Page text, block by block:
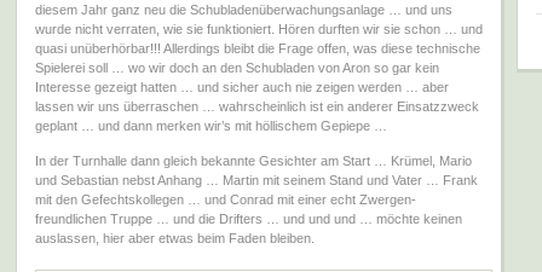
diesem Jahr ganz neu die Schubladenüberwachungsanlage … und uns
wurde nicht verraten, wie sie funktioniert. Hören durften wir sie schon … und
quasi unüberhörbar!!! Allerdings bleibt die Frage offen, was diese technische
Spielerei soll … wo wir doch an den Schubladen von Aron so gar kein
Interesse gezeigt hatten … und sicher auch nie zeigen werden … aber
lassen wir uns überraschen … wahrscheinlich ist ein anderer Einsatzzweck
geplant … und dann merken wir’s mit höllischem Gepiepe …
In der Turnhalle dann gleich bekannte Gesichter am Start … Krümel, Mario
und Sebastian nebst Anhang … Martin mit seinem Stand und Vater … Frank
mit den Gefechtskollegen … und Conrad mit einer echt Zwergen-
freundlichen Truppe … und die Drifters … und und und … möchte keinen
auslassen, hier aber etwas beim Faden bleiben.